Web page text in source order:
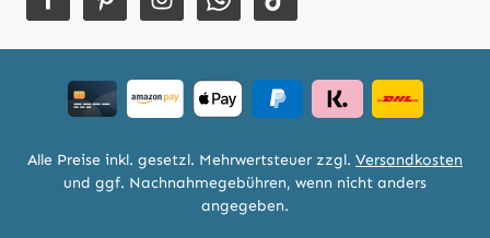
Alle Preise inkl. gesetzl. Mehrwertsteuer zzgl. Versandkosten
und ggf. Nachnahmegebühren, wenn nicht anders
angegeben.